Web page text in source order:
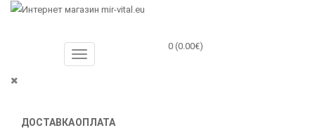
ДОСТАВКАОПЛАТА
0 (0.00€)